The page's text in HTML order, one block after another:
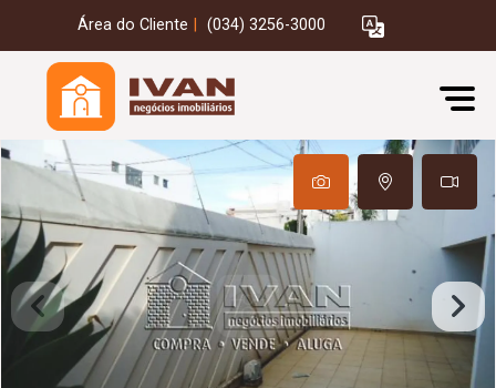
Área do Cliente (034) 3256-3000